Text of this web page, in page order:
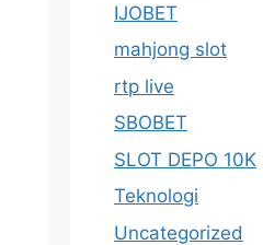
IJOBET
mahjong slot
rtp live
SBOBET
SLOT DEPO 10K
Teknologi
Uncategorized